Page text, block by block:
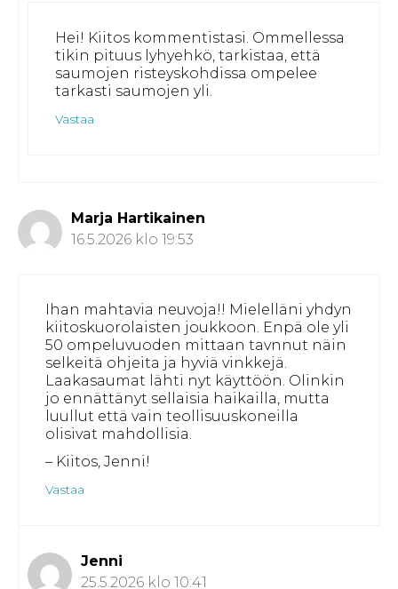
Hei! Kiitos kommentistasi. Ommellessa
tikin pituus lyhyehkö, tarkistaa, että
saumojen risteyskohdissa ompelee
tarkasti saumojen yli.
Vastaa
Marja Hartikainen
16.5.2026 klo 19:53
Ihan mahtavia neuvoja!! Mielelläni yhdyn
kiitoskuorolaisten joukkoon. Enpä ole yli
50 ompeluvuoden mittaan tavnnut näin
selkeitä ohjeita ja hyviä vinkkejä.
Laakasaumat lähti nyt käyttöön. Olinkin
jo ennättänyt sellaisia haikailla, mutta
luullut että vain teollisuuskoneilla
olisivat mahdollisia.
– Kiitos, Jenni!
Vastaa
Jenni
25.5.2026 klo 10:41